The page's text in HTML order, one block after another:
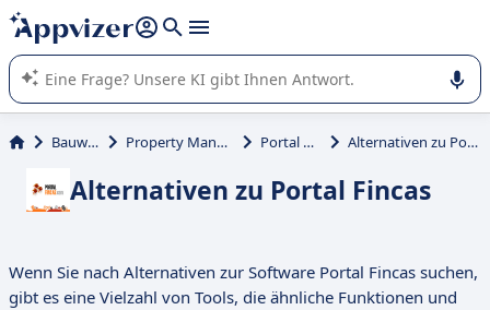
beantworten (mehrere Zeilen mit
Die KI von Appvizer führt Sie bei der Nutzung oder Auswahl
von SaaS-Software in Unternehmen.
Bauwesen Property Management Portal Fincas Alternativen zu Portal Fincas
Alternativen zu Portal Fincas
Wenn Sie nach Alternativen zur Software Portal Fincas suchen,
gibt es eine Vielzahl von Tools, die ähnliche Funktionen und